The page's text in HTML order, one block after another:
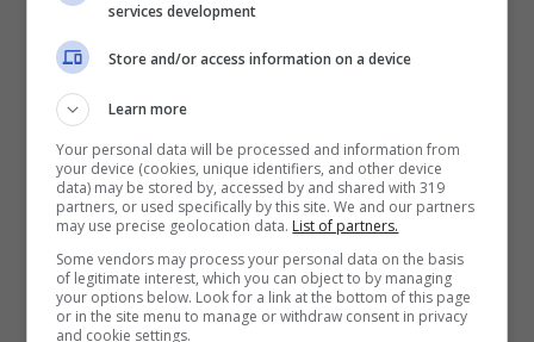
Pavlovic, musicista di origine serba, vive a
Oslo, in Norvegia. Il suo lavoro musicale è
molto apprezzato in tutto il mondo, nel quale
fonde tradizione balcanica con una ricerca
più moderna, tipica della Scandinavia. Il suo
concerto è molto atteso da tutti gli
appassionati, per scoprire un suono
originalissimo che non si ascolta tutti i giorni.
services development
Store and/or access information on a device
Learn more
Your personal data will be processed and information from
your device (cookies, unique identifiers, and other device
data) may be stored by, accessed by and shared with 319
partners, or used specifically by this site. We and our partners
may use precise geolocation data. List of partners.
Some vendors may process your personal data on the basis
of legitimate interest, which you can object to by managing
your options below. Look for a link at the bottom of this page
or in the site menu to manage or withdraw consent in privacy
and cookie settings.